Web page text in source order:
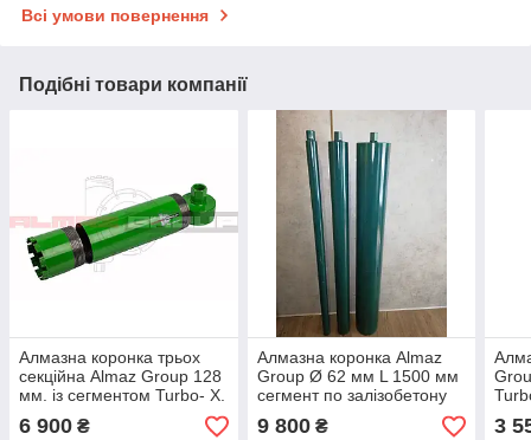
Всі умови повернення
Подібні товари компанії
Алмазна коронка трьох
секційна Almaz Group 128
мм. із сегментом Turbo- X.
6 900 ₴
Алмазна коронка Almaz
Group Ø 62 мм L 1500 мм
сегмент по залізобетону
9 800₴ 3